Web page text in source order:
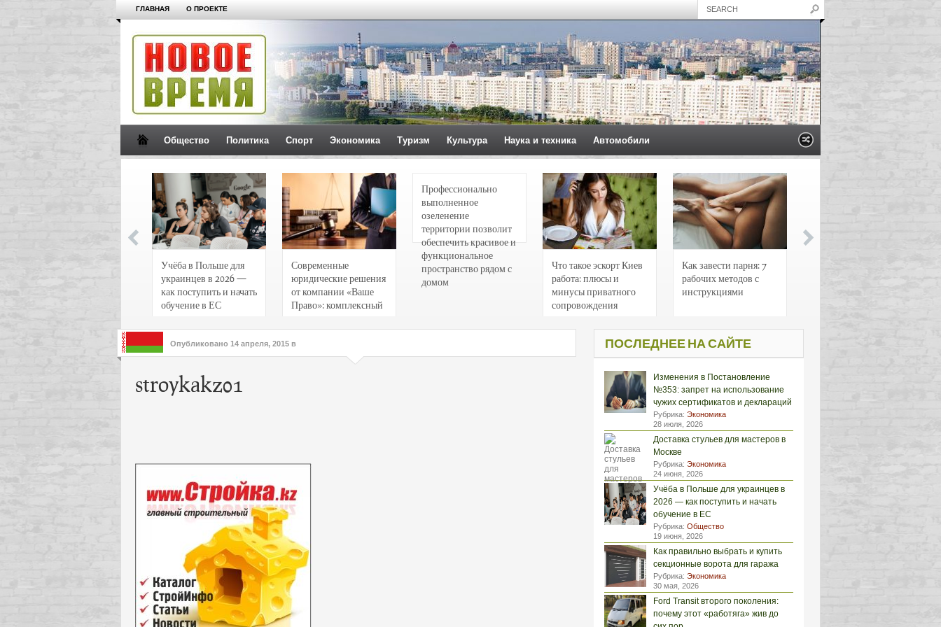
ГЛАВНАЯ О ПРОЕКТЕ
Общество Политика Спорт Экономика Туризм Культура Наука и техника Автомобили
Учёба в Польше для
украинцев в 2026 —
как поступить и начать
обучение в ЕС
Современные
юридические решения
от компании «Ваше
Право»: комплексный
интересов клиентов
Профессионально
выполненное
озеленение
территории позволит
обеспечить красивое и
функциональное
пространство рядом с
домом
Что такое эскорт Киев
работа: плюсы и
минусы приватного
сопровождения
Как завести парня: 7
рабочих методов с
инструкциями
Опубликовано 14 апреля, 2015 в
stroykakz01
ПОСЛЕДНЕЕ НА САЙТЕ
Изменения в Постановление
№353: запрет на использование
чужих сертификатов и деклараций
Рубрика: Экономика
28 июля, 2026
Доставка стульев для мастеров в
Москве
Рубрика: Экономика
24 июня, 2026
Учёба в Польше для украинцев в
2026 — как поступить и начать
обучение в ЕС
Рубрика: Общество
19 июня, 2026
Как правильно выбрать и купить
секционные ворота для гаража
Рубрика: Экономика
30 мая, 2026
Ford Transit второго поколения:
почему этот «работяга» жив до